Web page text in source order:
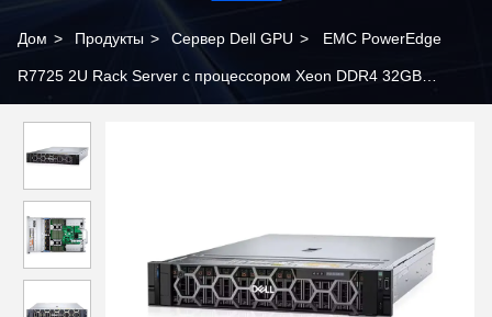
Дом > Продукты > Сервер Dell GPU > EMC PowerEdge
R7725 2U Rack Server с процессором Xeon DDR4 32GB